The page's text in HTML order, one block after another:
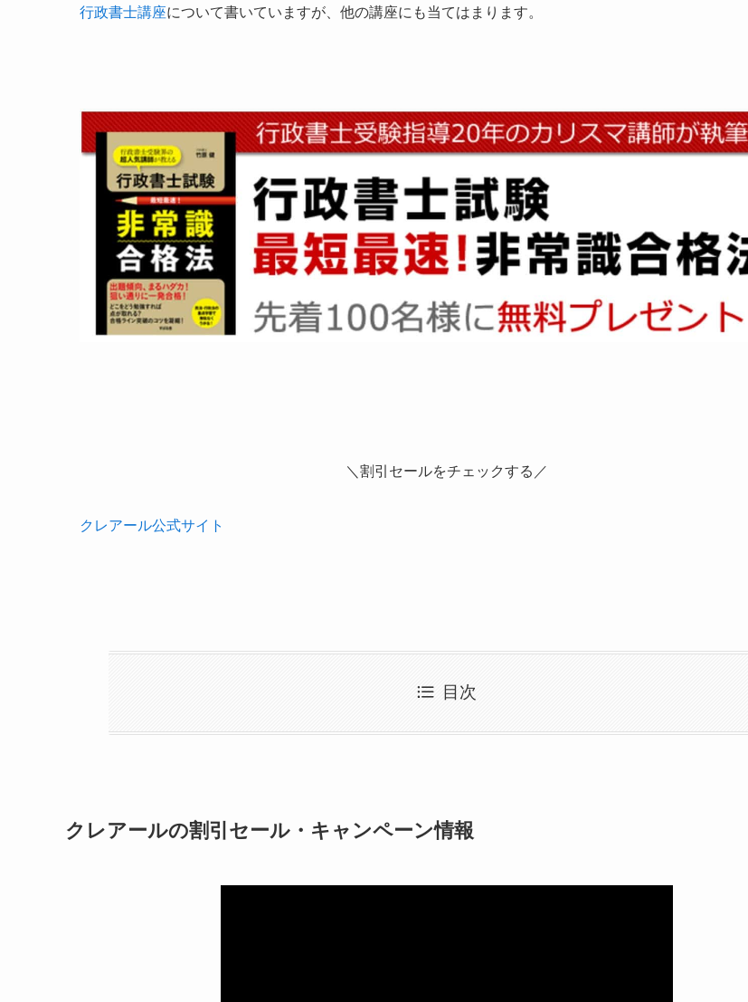
行政書士講座について書いていますが、他の講座にも当てはまります。
＼割引セールをチェックする／
クレアール公式サイト
目次
クレアールの割引セール・キャンペーン情報